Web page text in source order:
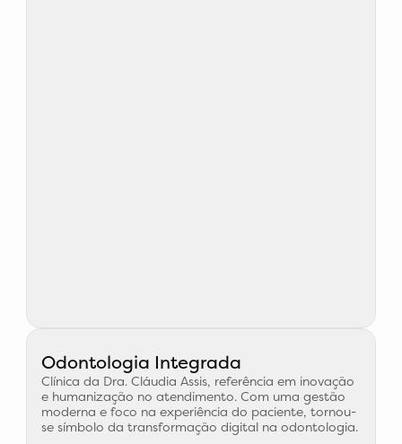
Odontologia Integrada
Clínica da Dra. Cláudia Assis, referência em inovação
e humanização no atendimento. Com uma gestão
moderna e foco na experiência do paciente, tornou-
se símbolo da transformação digital na odontologia.